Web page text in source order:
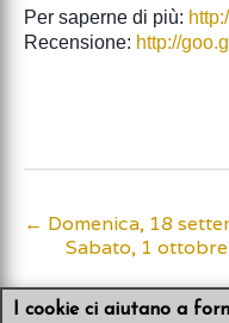
Per saperne di più:
Recensione: http://
Post
navigation
← Domenica, 18
Sabato, 1
I cookie ci aiutano a